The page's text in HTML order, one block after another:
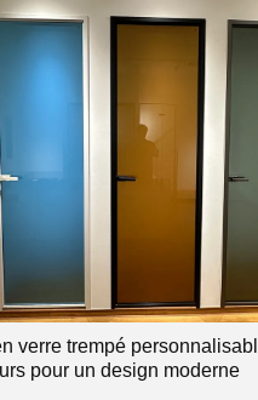
verre trempé
pour un design moderne